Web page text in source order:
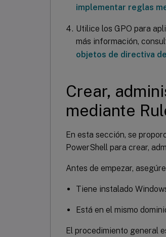
implementar reglas
Utilice los GPO para
más información,
objetos de directiva
Crear,
mediante
En esta sección, se
PowerShell para crear,
Antes de empezar,
Tiene instalado
Está en el mismo
El procedimiento general